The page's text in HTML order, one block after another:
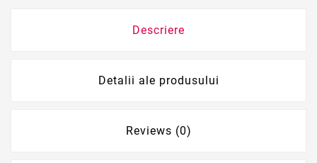
Descriere
Detalii ale produsului
Reviews (0)